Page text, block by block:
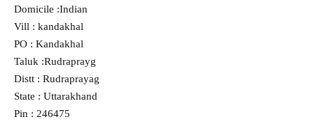
Domicile :Indian
Vill : kandakhal
PO : Kandakhal
Taluk :Rudraprayg
Distt : Rudraprayag
State : Uttarakhand
Pin : 246475